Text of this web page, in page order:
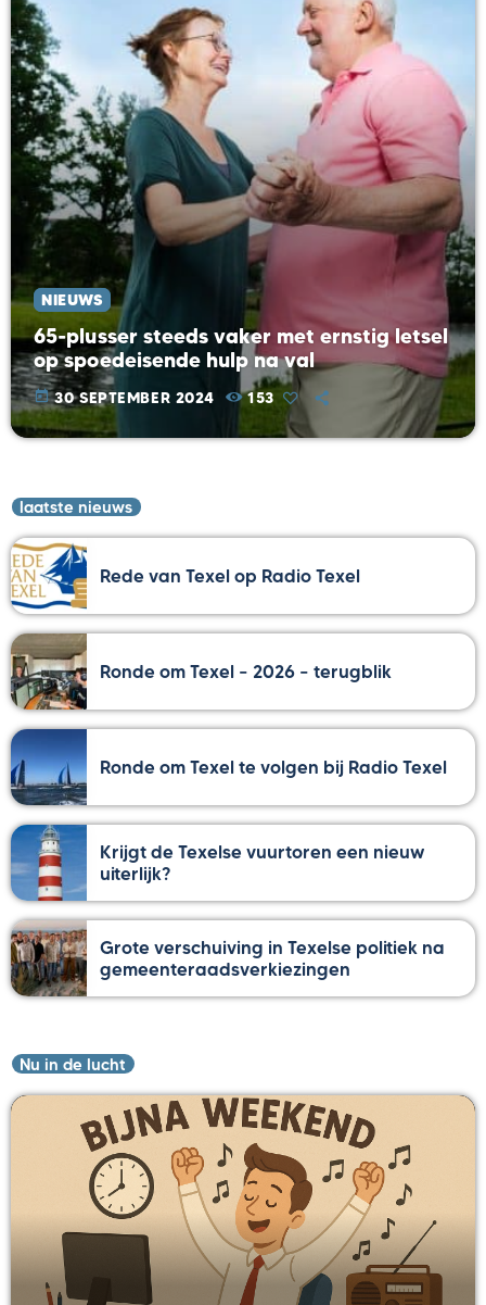
NIEUWS
65-plusser steeds vaker met ernstig letsel
op spoedeisende hulp na val
today 30 SEPTEMBER 2024 153
laatste nieuws
Rede van Texel op Radio Texel
Ronde om Texel – 2026 – terugblik
Ronde om Texel te volgen bij Radio Texel
Krijgt de Texelse vuurtoren een nieuw
uiterlijk?
Grote verschuiving in Texelse politiek na
gemeenteraadsverkiezingen
Nu in de lucht